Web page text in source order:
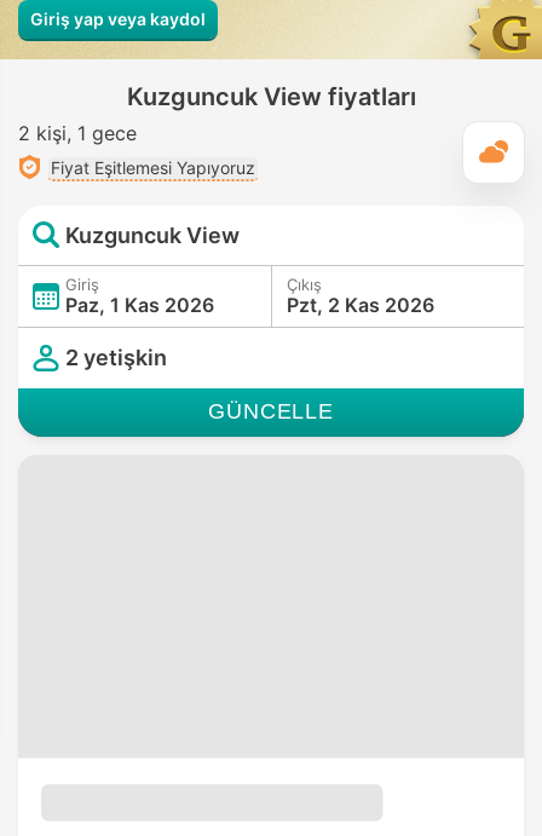
Giriş yap veya kaydol
Kuzguncuk View fiyatları
2 kişi 1 gece
Fiyat Eşitlemesi Yapıyoruz
Kuzguncuk View
Giriş
Paz, 1 Kas 2026
Çıkış
Pzt, 2 Kas 2026
2 yetişkin
GÜNCELLE